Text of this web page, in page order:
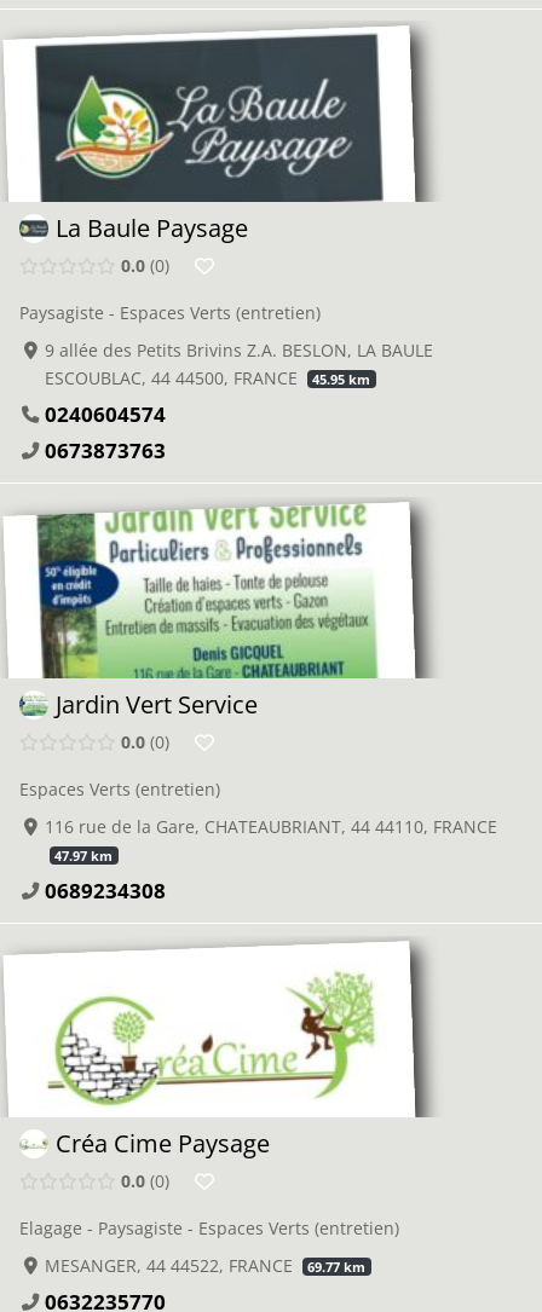
La Baule Paysage
0.0 0
Paysagiste - Espaces Verts (entretien)
9 allée des Petits Brivins Z.A. BESLON, LA BAULE
ESCOUBLAC, 44 44500, FRANCE
45.95 km
0240604574
0673873763
Jardin Vert Service
0.0 0
Espaces Verts (entretien)
116 rue de la Gare, CHATEAUBRIANT, 44 44110, FRANCE
47.97 km
0689234308
Créa Cime Paysage
0.0 0
Elagage - Paysagiste - Espaces Verts (entretien)
MESANGER, 44 44522, FRANCE
69.77 km
0632235770